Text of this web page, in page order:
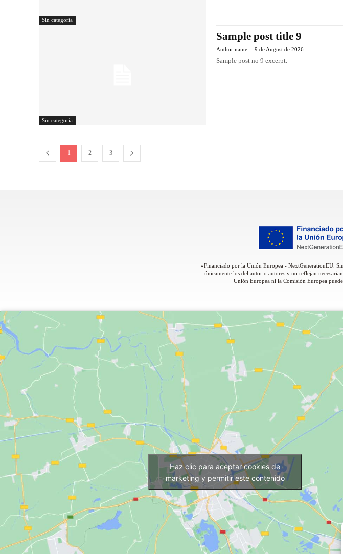
Sin categoría
Sin categoría
Sample post title 9
Author name - 9 de August de 2026
Sample post no 9 excerpt.
1 2 3
«Financiado por la Unión Europea - NextGenerationEU.
únicamente los del autor o autores y no reflejan
Unión Europea ni la Comisión Europea
Haz clic para aceptar cookies de
marketing y permitir este contenido